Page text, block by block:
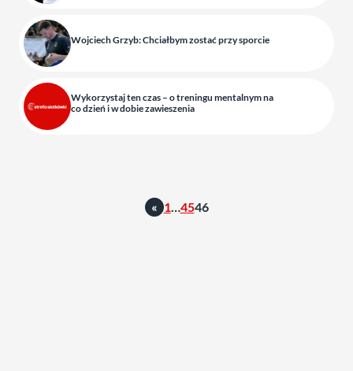
Wojciech Grzyb: Chciałbym zostać przy sporcie
Wykorzystaj ten czas – o treningu mentalnym na
co dzień i w dobie zawieszenia
« 1…4546